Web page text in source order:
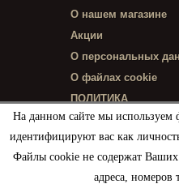
На данном сайте мы используем
идентифицируют вас как
Файлы cookie не содержат
адреса,
О нашем магазине
Акции
О персональных
О файлах cookie
ПОЛИТИКА